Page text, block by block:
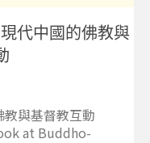
代中國的佛教與
與基督教互動
at Buddho-